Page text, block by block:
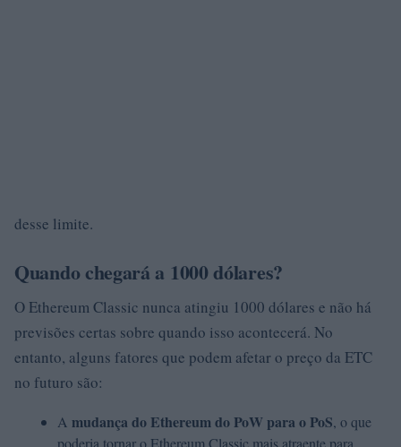
desse limite.
Quando chegará a 1000 dólares?
O Ethereum Classic nunca atingiu 1000 dólares e não há
previsões certas sobre quando isso acontecerá. No
entanto, alguns fatores que podem afetar o preço da ETC
no futuro são:
A mudança do Ethereum do PoW para o PoS, o que
poderia tornar o Ethereum Classic mais atraente para